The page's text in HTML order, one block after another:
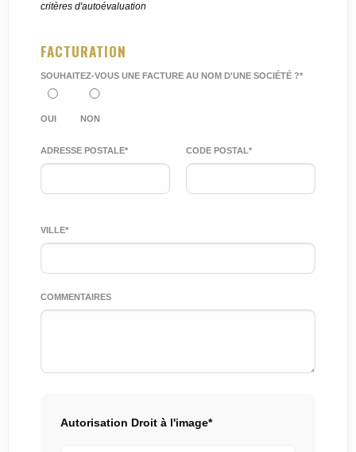
critères d'autoévaluation
FACTURATION
SOUHAITEZ-VOUS UNE FACTURE AU NOM D'UNE SOCIÉTÉ ?*
OUI NON
ADRESSE POSTALE* CODE POSTAL*
VILLE*
COMMENTAIRES
Autorisation Droit à l'image*